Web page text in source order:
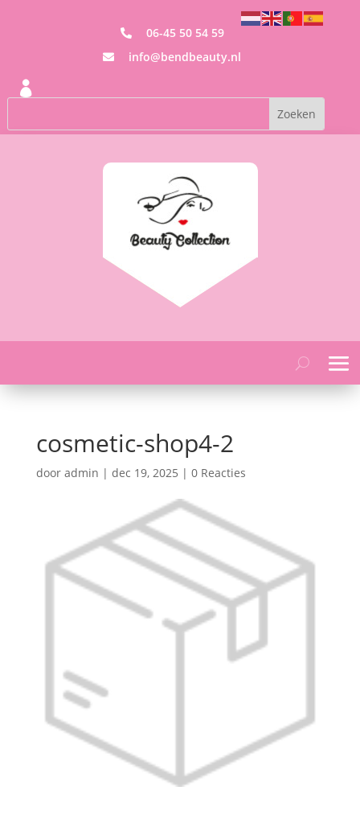
 06-45 50 54 59
 info@bendbeauty.nl

cosmetic-shop4-2
door admin | dec 19, 2025 | 0 Reacties